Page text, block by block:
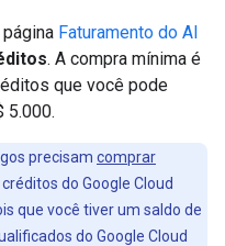
Faturamento do AI
. A compra mínima é
que você pode
5.000.
precisam comprar
do Google Cloud
que você tiver um saldo de
do Google Cloud